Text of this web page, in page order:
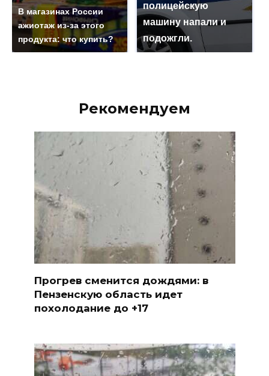
В магазинах России
ажиотаж из-за этого
продукта: что купить?
полицейскую
машину напали и
подожгли.
Рекомендуем
Прогрев сменится дождями: в
Пензенскую область идет
похолодание до +17